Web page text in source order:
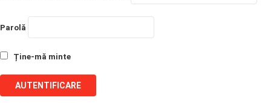
Parolă
Ține-mă minte